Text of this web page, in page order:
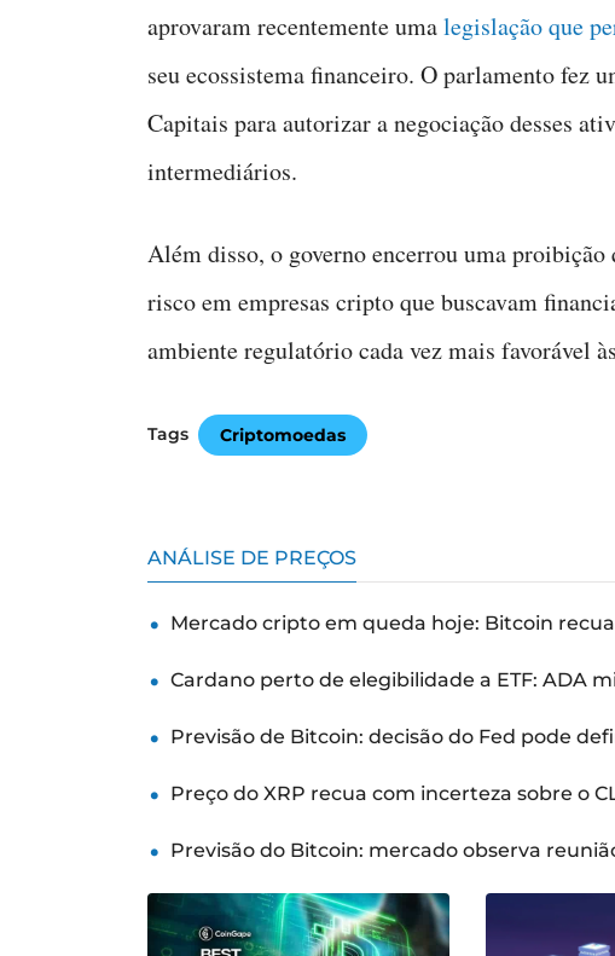
aprovaram recentemente umalegislação que
seu ecossistema financeiro. O parlamento fez
Capitais para autorizar a negociação desses
intermediários.
Além disso, o governo encerrou uma
risco em empresas cripto que buscavam
ambiente regulatório cada vez mais favorável
Tags Criptomoedas
ANÁLISE DE PREÇOS
Mercado cripto em queda hoje: Bitcoin
Cardano perto de elegibilidade a ETF: ADA
Previsão de Bitcoin: decisão do Fed pode
Preço do XRP recua com incerteza sobre o
Previsão do Bitcoin: mercado observa